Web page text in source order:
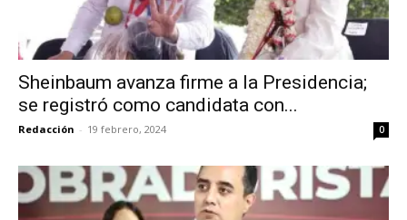
Sheinbaum avanza firme a la Presidencia;
se registró como candidata con...
Redacción - 19 febrero, 2024 0